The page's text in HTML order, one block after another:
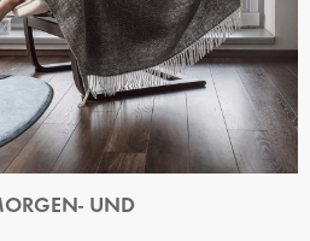
UND